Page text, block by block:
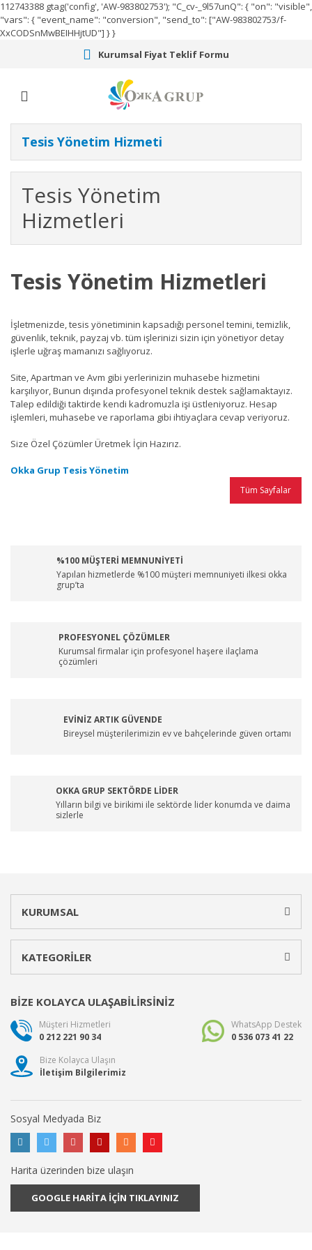
112743388 gtag('config', 'AW-983802753'); "C_cv-_9l57unQ": { "on": "visible",
"vars": { "event_name": "conversion", "send_to": ["AW-983802753/f-
XxCODSnMwBEIHHjtUD"] } }
Kurumsal Fiyat Teklif Formu
Tesis Yönetim Hizmeti
Tesis Yönetim
Hizmetleri
Tesis Yönetim Hizmetleri
İşletmenizde, tesis yönetiminin kapsadığı personel temini, temizlik,
güvenlik, teknik, payzaj vb. tüm işlerinizi sizin için yönetiyor detay
işlerle uğraş mamanızı sağlıyoruz.
Site, Apartman ve Avm gibi yerlerinizin muhasebe hizmetini
karşılıyor, Bunun dışında profesyonel teknik destek sağlamaktayız.
Talep edildiği taktirde kendi kadromuzla işi üstleniyoruz. Hesap
işlemleri, muhasebe ve raporlama gibi ihtiyaçlara cevap veriyoruz.
Size Özel Çözümler Üretmek İçin Hazırız.
Okka Grup Tesis Yönetim
Tüm Sayfalar
%100 MÜŞTERİ MEMNUNİYETİ
Yapılan hizmetlerde %100 müşteri memnuniyeti ilkesi okka
grup’ta
PROFESYONEL ÇÖZÜMLER
Kurumsal firmalar için profesyonel haşere ilaçlama
çözümleri
EVİNİZ ARTIK GÜVENDE
Bireysel müşterilerimizin ev ve bahçelerinde güven ortamı
OKKA GRUP SEKTÖRDE LİDER
Yılların bilgi ve birikimi ile sektörde lider konumda ve daima
sizlerle
KURUMSAL
KATEGORİLER
BİZE KOLAYCA ULAŞABİLİRSİNİZ
Müşteri Hizmetleri
0 212 221 90 34
WhatsApp Destek
0 536 073 41 22
Bize Kolayca Ulaşın
İletişim Bilgilerimiz
Sosyal Medyada Biz
Harita üzerinden bize ulaşın
GOOGLE HARİTA İÇİN TIKLAYINIZ